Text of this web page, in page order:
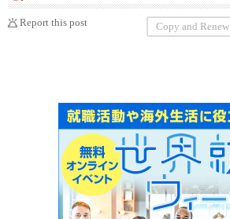
Report this post Copy and Renew